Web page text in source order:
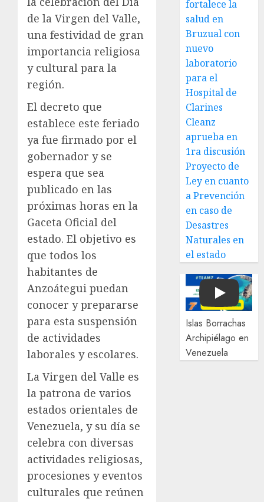
de la Virgen del Valle,
una festividad de gran
importancia religiosa
y cultural para la
región.
El decreto que
establece este feriado
ya fue firmado por el
gobernador y se
espera que sea
publicado en las
próximas horas en la
Gaceta Oficial del
estado. El objetivo es
que todos los
habitantes de
Anzoátegui puedan
conocer y prepararse
para esta suspensión
de actividades
laborales y escolares.
La Virgen del Valle es
la patrona de varios
estados orientales de
Venezuela, y su día se
celebra con diversas
actividades religiosas,
procesiones y eventos
culturales que reúnen
fortalece la
salud en
Bruzual con
nuevo
laboratorio
para el
Hospital de
Clarines
Cleanz
aprueba en
1ra discusión
Proyecto de
Ley en cuanto
a Prevención
en caso de
Desastres
Naturales en
el estado
Play
Islas Borrachas
Archipiélago en
Venezuela